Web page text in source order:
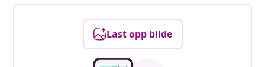
Last opp bilde